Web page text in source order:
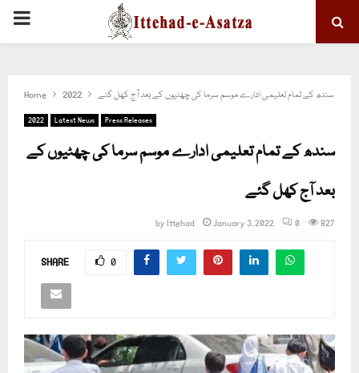
PRIMARY
Home 2022 سندھ کے تمام تعلیمی ادارے موسم سرما کی چھٹیوں کے بعد آج کھل گئے
2022 Latest News Press Releases
سندھ کے تمام تعلیمی ادارے موسم سرما کی چھٹیوں کے
بعد آج کھل گئے
byIttehad January 3, 2022 0 827
SHARE 0